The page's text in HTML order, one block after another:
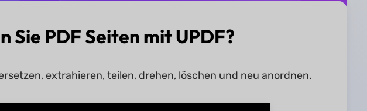
Sie PDF Seiten mit UPDF?
extrahieren, teilen, drehen, löschen und neu anordnen.